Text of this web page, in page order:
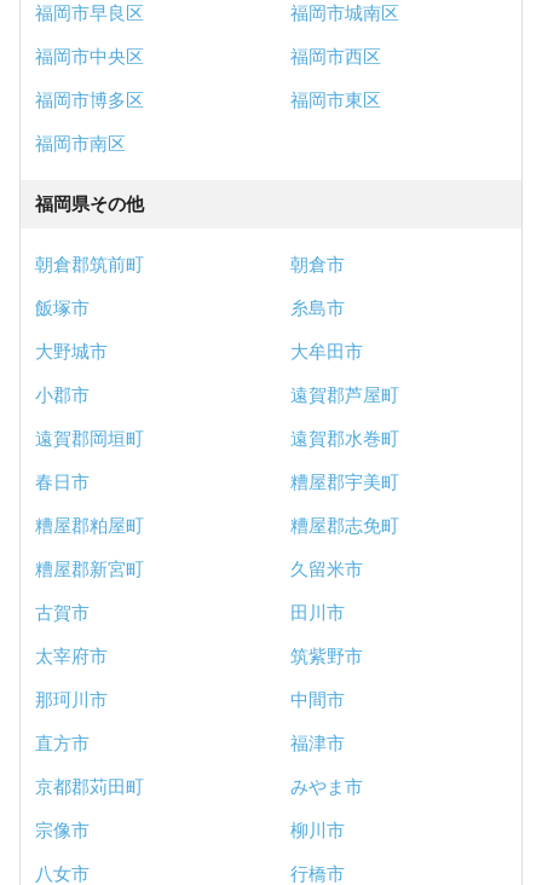
福岡市早良区
福岡市城南区
福岡市中央区
福岡市西区
福岡市博多区
福岡市東区
福岡市南区
福岡県その他
朝倉郡筑前町
朝倉市
飯塚市
糸島市
大野城市
大牟田市
小郡市
遠賀郡芦屋町
遠賀郡岡垣町
遠賀郡水巻町
春日市
糟屋郡宇美町
糟屋郡粕屋町
糟屋郡志免町
糟屋郡新宮町
久留米市
古賀市
田川市
太宰府市
筑紫野市
那珂川市
中間市
直方市
福津市
京都郡苅田町
みやま市
宗像市
柳川市
八女市
行橋市